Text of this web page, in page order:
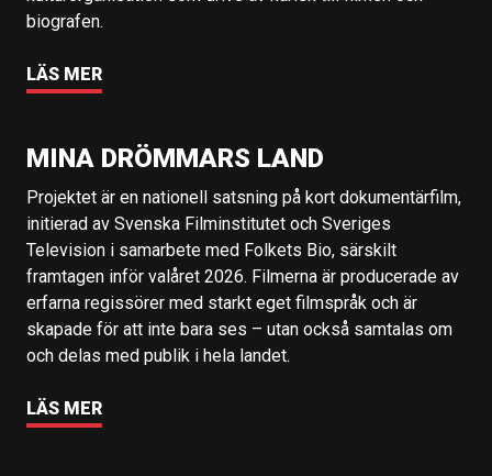
biografen.
LÄS MER
MINA DRÖMMARS LAND
Projektet är en nationell satsning på kort dokumentärfilm,
initierad av Svenska Filminstitutet och Sveriges
Television i samarbete med Folkets Bio, särskilt
framtagen inför valåret 2026. Filmerna är producerade av
erfarna regissörer med starkt eget filmspråk och är
skapade för att inte bara ses – utan också samtalas om
och delas med publik i hela landet.
LÄS MER